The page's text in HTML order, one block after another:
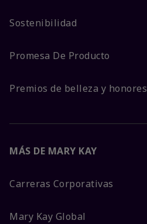
Sostenibilidad
Promesa De Producto
Premios de belleza y honores
MÁS DE MARY KAY
Carreras Corporativas
Mary Kay Global